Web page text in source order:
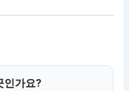
인가요?